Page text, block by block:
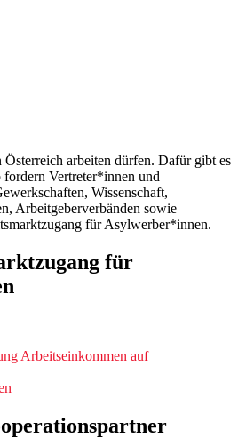
arbeiten dürfen. Dafür gibt es
Vertreter*innen und
Wissenschaft,
Arbeitgeberverbänden sowie
für Asylwerber*innen.
für
Arbeitseinkommen auf